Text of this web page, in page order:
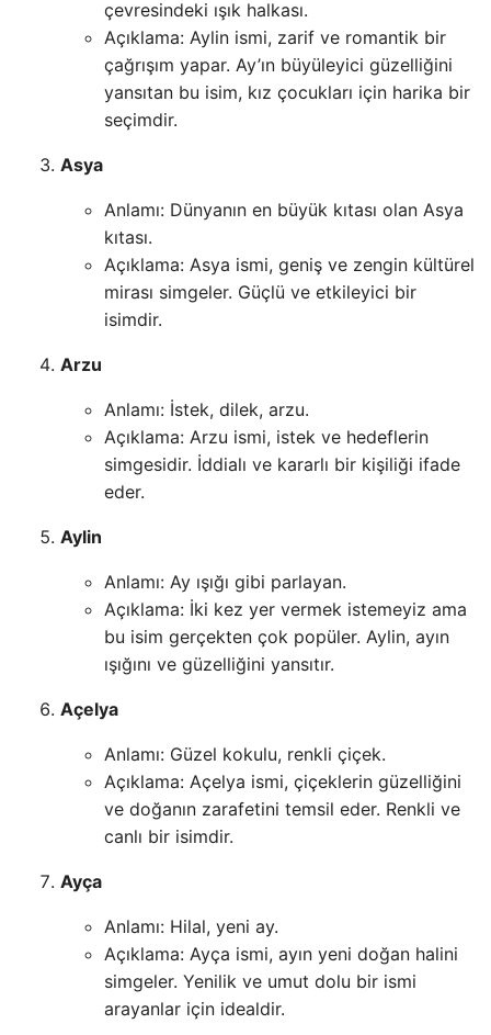
çevresindeki ışık halkası.
Açıklama: Aylin ismi, zarif ve romantik bir
çağrışım yapar. Ay’ın büyüleyici güzelliğini
yansıtan bu isim, kız çocukları için harika bir
seçimdir.
Asya
Anlamı: Dünyanın en büyük kıtası olan Asya
kıtası.
Açıklama: Asya ismi, geniş ve zengin kültürel
mirası simgeler. Güçlü ve etkileyici bir
isimdir.
Arzu
Anlamı: İstek, dilek, arzu.
Açıklama: Arzu ismi, istek ve hedeflerin
simgesidir. İddialı ve kararlı bir kişiliği ifade
eder.
Aylin
Anlamı: Ay ışığı gibi parlayan.
Açıklama: İki kez yer vermek istemeyiz ama
bu isim gerçekten çok popüler. Aylin, ayın
ışığını ve güzelliğini yansıtır.
Açelya
Anlamı: Güzel kokulu, renkli çiçek.
Açıklama: Açelya ismi, çiçeklerin güzelliğini
ve doğanın zarafetini temsil eder. Renkli ve
canlı bir isimdir.
Ayça
Anlamı: Hilal, yeni ay.
Açıklama: Ayça ismi, ayın yeni doğan halini
simgeler. Yenilik ve umut dolu bir ismi
arayanlar için idealdir.